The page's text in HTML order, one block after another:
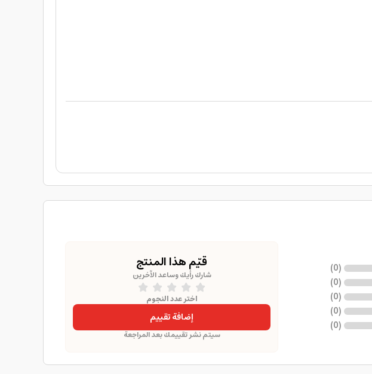
(
0
)
(
0
)
(
0
)
(
0
)
(
0
)
قيّم هذا المنتج
شارك رأيك وساعد الآخرين
اختر عدد النجوم
إضافة تقييم
سيتم نشر تقييمك بعد المراجعة